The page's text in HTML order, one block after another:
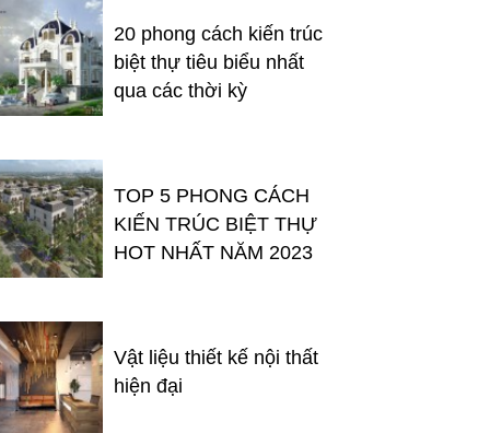
20 phong cách kiến trúc
biệt thự tiêu biểu nhất
qua các thời kỳ
TOP 5 PHONG CÁCH
KIẾN TRÚC BIỆT THỰ
HOT NHẤT NĂM 2023
Vật liệu thiết kế nội thất
hiện đại